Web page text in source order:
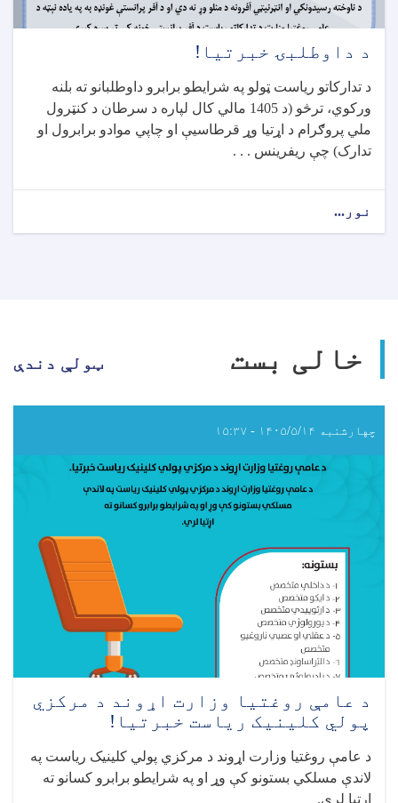
د داوطلبۍ خبرتیا!
د تدارکاتو ریاست ټولو په شرایطو برابرو داوطلبانو ته بلنه
ورکوي، ترڅو (د 1405 مالي کال لپاره د سرطان د کنټرول
ملي پروګرام د اړتيا وړ قرطاسیې او چاپي موادو برابرول او
تدارک) چې ريفرينس . . .
نور...
خالی بست ټولې دندې
چهارشنبه ۱۴۰۵/۵/۱۴ - ۱۵:۳۷
د عامې روغتیا وزارت اړوند د مرکزي
پولي کلینیک ریاست خبرتیا!
د عامې روغتیا وزارت اړوند د مرکزي پولي کلینیک ریاست په
لاندې مسلکي بستونو کې وړ او په شرایطو برابرو کسانو ته
اړتيا لري.